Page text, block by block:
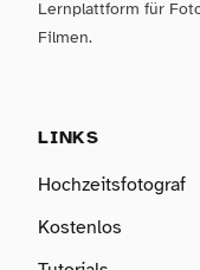
Lernplattform für
Filmen.
LINKS
Hochzeitsfotograf
Kostenlos